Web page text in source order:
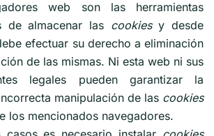
web son las herramientas
de almacenar las cookiesy desde
efectuar su derecho a eliminación
de las mismas. Ni esta web ni sus
legales pueden garantizar la
manipulación de las cookies
los mencionados navegadores.